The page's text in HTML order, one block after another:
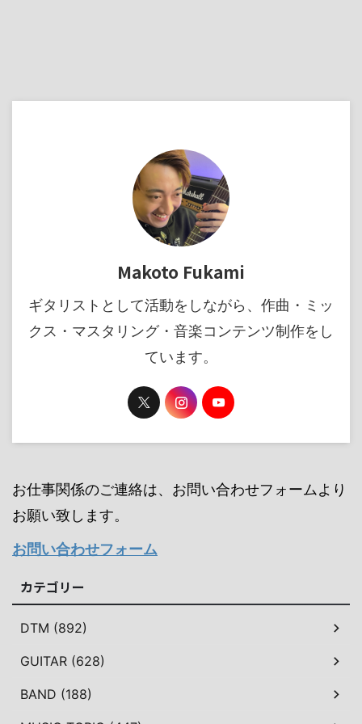
Makoto Fukami
ギタリストとして活動をしながら、作曲・ミッ
クス・マスタリング・音楽コンテンツ制作をし
ています。
お仕事関係のご連絡は、お問い合わせフォームより
お願い致します。
お問い合わせフォーム
カテゴリー
DTM (892)
GUITAR (628)
BAND (188)